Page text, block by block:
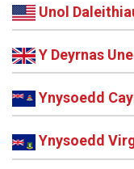
Unol
Y Deyrnas
Ynysoedd
Ynysoedd